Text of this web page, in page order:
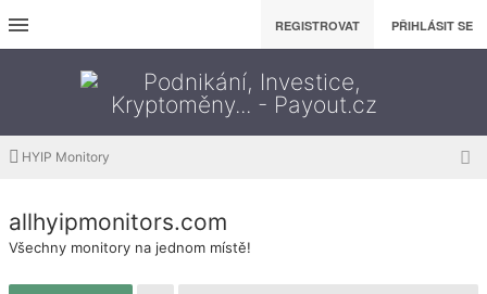
REGISTROVAT PŘIHLÁSIT SE
HYIP Monitory
allhyipmonitors.com
Všechny monitory na jednom místě!